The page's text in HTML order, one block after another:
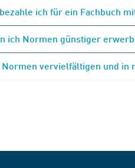
ich für ein Fachbuch
ich Normen günstiger
Normen vervielfältigen und